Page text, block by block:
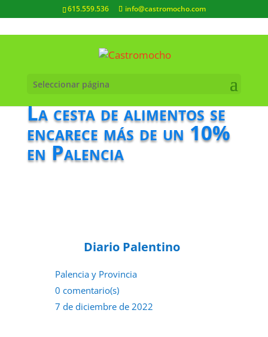
615.559.536 info@castromocho.com
Seleccionar página
La cesta de alimentos se
encarece más de un 10%
en Palencia
Diario Palentino
Palencia y Provincia
0 comentario(s)
7 de diciembre de 2022